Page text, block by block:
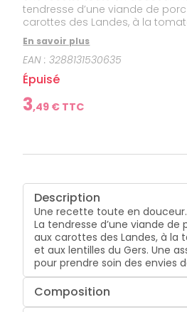
tendresse d’une viande de
carottes des Landes, à la
lentilles du Gers. Une
prendre soin des envies de bébé.
En savoir plus
EAN :3288131530635
Épuisé
3,49 € TTC
Description
Une recette toute en
La tendresse d’une viande de
aux carottes des Landes, à la
et aux lentilles du Gers. Une
pour prendre soin des envies
Composition